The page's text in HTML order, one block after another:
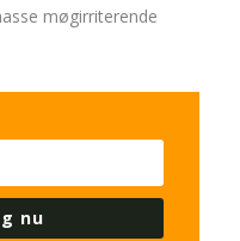
møgirriterende
nu